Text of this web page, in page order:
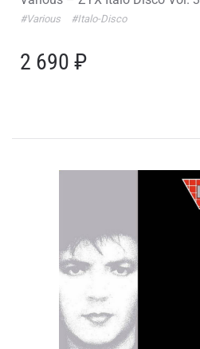
#Various #Italo-Disco
2 690 ₽